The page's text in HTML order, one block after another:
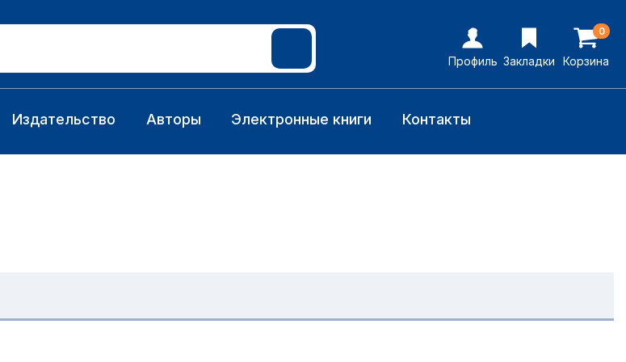
Профиль Закладки
0
Корзина
Издательство Авторы Электронные книги Контакты